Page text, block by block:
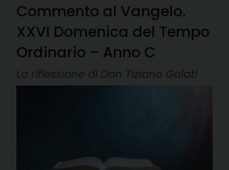
Commento al Vangelo.
XXVI Domenica del Tempo
Ordinario – Anno C
La riflessione di Don Tiziano Galati